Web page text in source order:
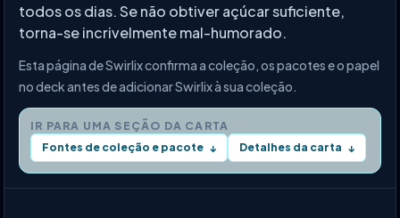
todos os dias. Se não obtiver açúcar suficiente,
torna-se incrivelmente mal-humorado.
Esta página de Swirlix confirma a coleção, os pacotes e o papel
no deck antes de adicionar Swirlix à sua coleção.
IR PARA UMA SEÇÃO DA CARTA
Fontes de coleção e pacote ↓ Detalhes da carta ↓